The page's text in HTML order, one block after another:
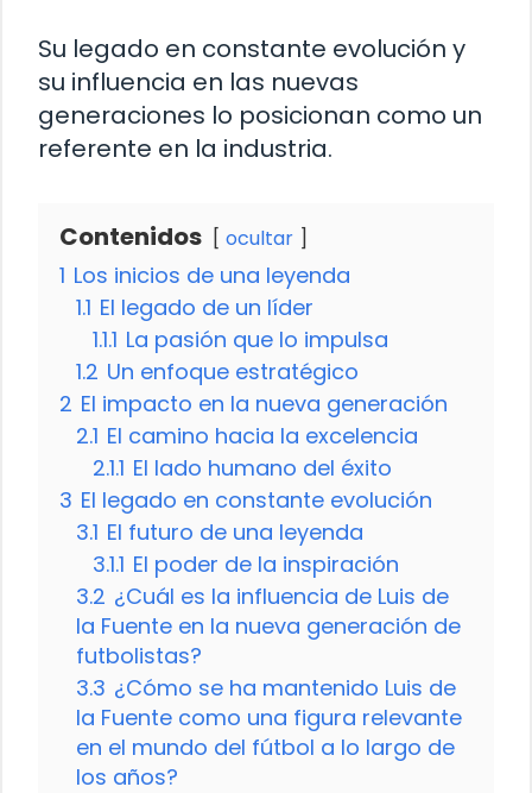
Su legado en constante evolución y
su influencia en las nuevas
generaciones lo posicionan como un
referente en la industria.
Contenidos ocultar
1 Los inicios de una leyenda
1.1 El legado de un líder
1.1.1 La pasión que lo impulsa
1.2 Un enfoque estratégico
2 El impacto en la nueva generación
2.1 El camino hacia la excelencia
2.1.1 El lado humano del éxito
3 El legado en constante evolución
3.1 El futuro de una leyenda
3.1.1 El poder de la inspiración
3.2 ¿Cuál es la influencia de Luis de
la Fuente en la nueva generación de
futbolistas?
3.3 ¿Cómo se ha mantenido Luis de
la Fuente como una figura relevante
en el mundo del fútbol a lo largo de
los años?